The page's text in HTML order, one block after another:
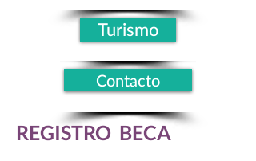
Turismo
Contacto
REGISTRO BECA